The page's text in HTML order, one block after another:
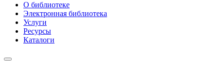
О библиотеке
Электронная библиотека
Услуги
Ресурсы
Каталоги